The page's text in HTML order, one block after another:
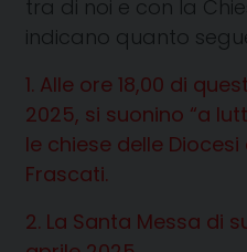
tra di noi e con la
indicano quanto
1. Alle ore 18,00 di
2025, si suonino “a
le chiese delle
Frascati.
2. La Santa Messa di